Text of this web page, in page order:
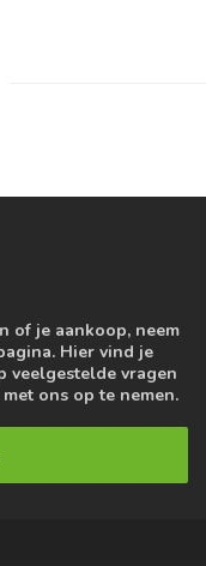
of je aankoop, neem
Hier vind je
veelgestelde vragen
ons op te nemen.